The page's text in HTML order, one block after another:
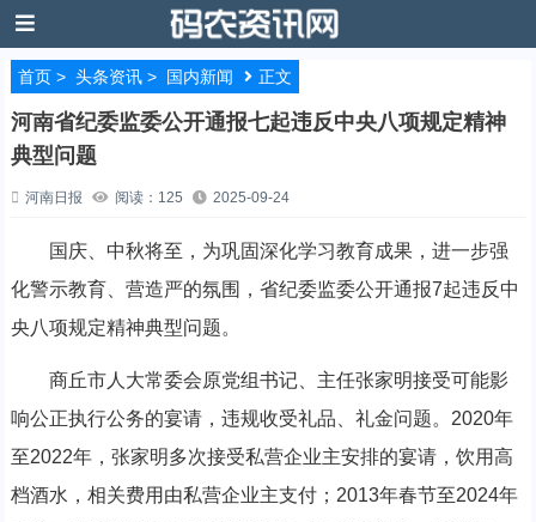
首页> 头条资讯> 国内新闻 正文
河南省纪委监委公开通报七起违反中央八项规定精神
典型问题
河南日报 阅读：125 2025-09-24
国庆、中秋将至，为巩固深化学习教育成果，进一步强
化警示教育、营造严的氛围，省纪委监委公开通报7起违反中
央八项规定精神典型问题。
商丘市人大常委会原党组书记、主任张家明接受可能影
响公正执行公务的宴请，违规收受礼品、礼金问题。2020年
至2022年，张家明多次接受私营企业主安排的宴请，饮用高
档酒水，相关费用由私营企业主支付；2013年春节至2024年